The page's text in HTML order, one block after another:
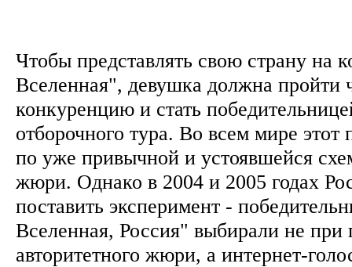
Чтобы представлять свою страну на
Вселенная", девушка должна пройти
конкуренцию и стать
отборочного тура. Во всем мире этот
по уже привычной и устоявшейся
жюри. Однако в 2004 и 2005 годах
поставить эксперимент -
Вселенная, Россия" выбирали не
авторитетного жюри, а интернет-